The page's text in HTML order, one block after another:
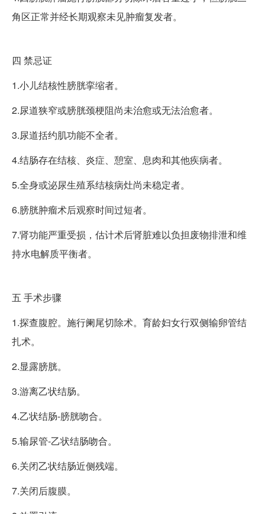
角区正常并经长期观察未见肿瘤复发者。
四 禁忌证
1.小儿结核性膀胱挛缩者。
2.尿道狭窄或膀胱颈梗阻尚未治愈或无法治愈者。
3.尿道括约肌功能不全者。
4.结肠存在结核、炎症、憩室、息肉和其他疾病者。
5.全身或泌尿生殖系结核病灶尚未稳定者。
6.膀胱肿瘤术后观察时间过短者。
7.肾功能严重受损，估计术后肾脏难以负担废物排泄和维
持水电解质平衡者。
五 手术步骤
1.探查腹腔。施行阑尾切除术。育龄妇女行双侧输卵管结
扎术。
2.显露膀胱。
3.游离乙状结肠。
4.乙状结肠-膀胱吻合。
5.输尿管-乙状结肠吻合。
6.关闭乙状结肠近侧残端。
7.关闭后腹膜。